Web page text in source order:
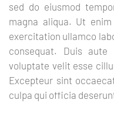
sed do eiusmod
magna aliqua. Ut
exercitation ullamco
consequat. Duis
voluptate velit esse
Excepteur sint
culpa qui officia